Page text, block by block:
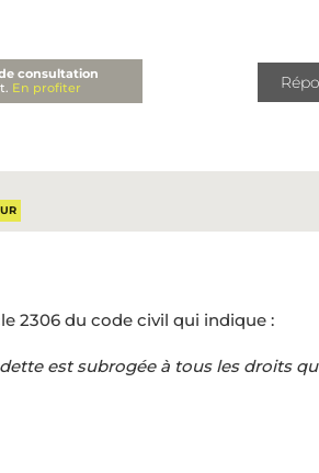
consultation
En profiter
2306 du code civil qui indique :
est subrogée à tous les droits